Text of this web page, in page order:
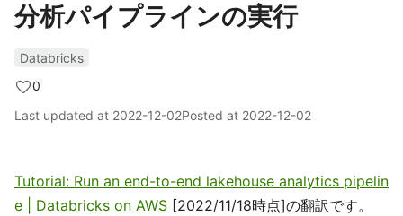
分析パイプラインの実行
Databricks
0
Last updated at 2022-12-02Posted at 2022-12-02
Tutorial: Run an end-to-end lakehouse analytics pipelin
e | Databricks on AWS [2022/11/18時点]の翻訳です。